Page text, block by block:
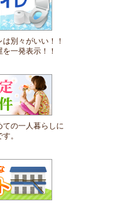
別々がいい！！
一発表示！！
の一人暮らしに
。